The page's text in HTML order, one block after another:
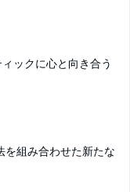
ックに心と向き合う
を組み合わせた新たな